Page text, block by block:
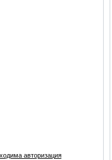
авторизация